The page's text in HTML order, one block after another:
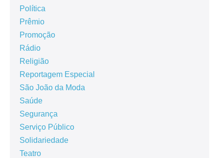
Política
Prêmio
Promoção
Rádio
Religião
Reportagem Especial
São João da Moda
Saúde
Segurança
Serviço Público
Solidariedade
Teatro